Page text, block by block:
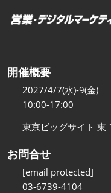
開催概要
2027/4/7(水)-9(金)
10:00-17:00
東京ビッグサイト 東
お問合せ
[email protected]
03-6739-4104